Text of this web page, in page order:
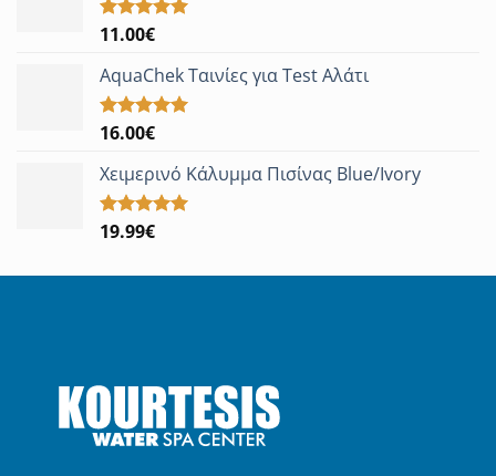
Βαθμολογήθηκε
από 5
11.00€
AquaChek Ταινίες για Test Αλάτι
Βαθμολογήθηκε
από 5
16.00€
Χειμερινό Κάλυμμα Πισίνας Blue/Ivory
Βαθμολογήθηκε
19.99€